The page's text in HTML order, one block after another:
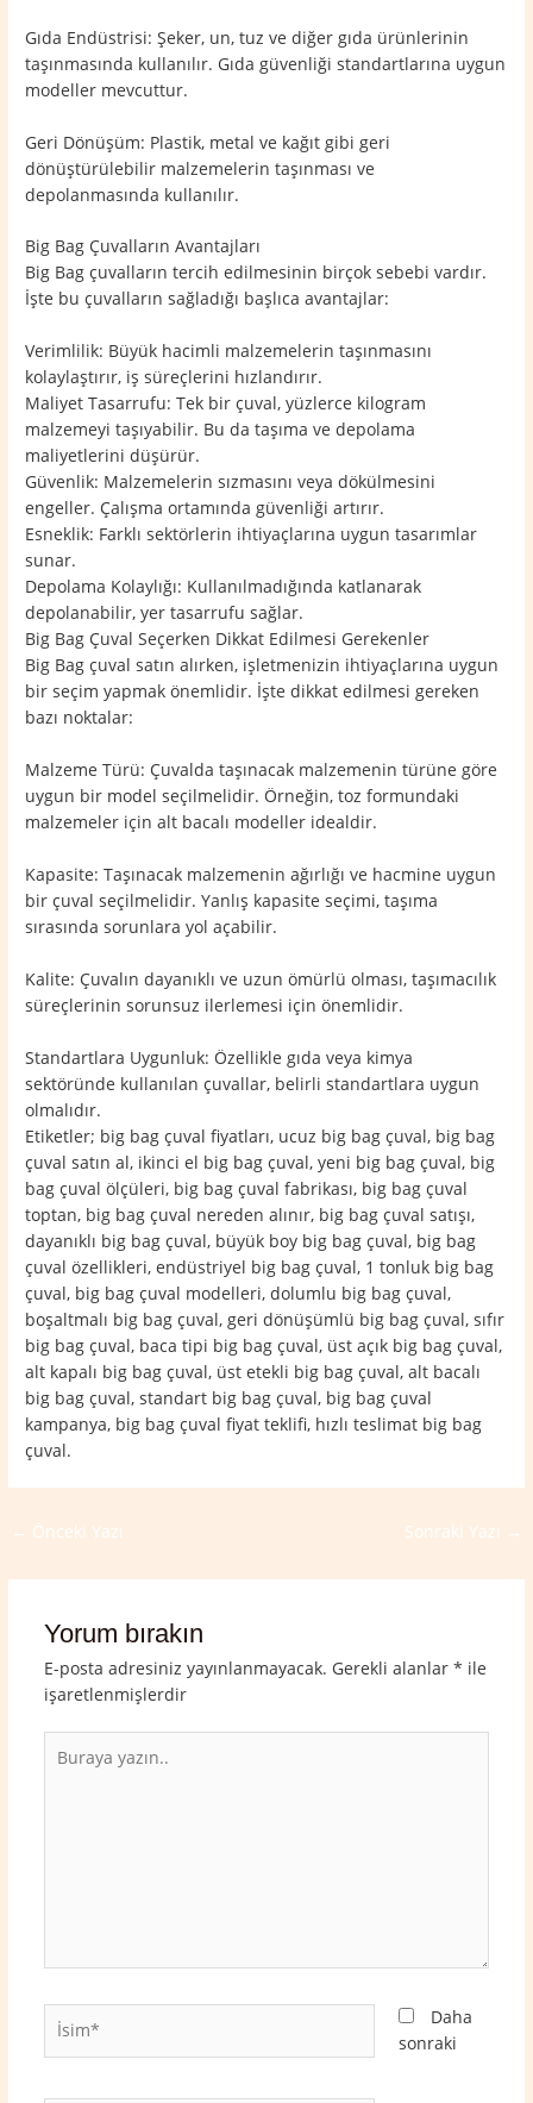
Gıda Endüstrisi: Şeker, un, tuz ve diğer gıda ürünlerinin
taşınmasında kullanılır. Gıda güvenliği standartlarına uygun
modeller mevcuttur.
Geri Dönüşüm: Plastik, metal ve kağıt gibi geri
dönüştürülebilir malzemelerin taşınması ve
depolanmasında kullanılır.
Big Bag Çuvalların Avantajları
Big Bag çuvalların tercih edilmesinin birçok sebebi vardır.
İşte bu çuvalların sağladığı başlıca avantajlar:
Verimlilik: Büyük hacimli malzemelerin taşınmasını
kolaylaştırır, iş süreçlerini hızlandırır.
Maliyet Tasarrufu: Tek bir çuval, yüzlerce kilogram
malzemeyi taşıyabilir. Bu da taşıma ve depolama
maliyetlerini düşürür.
Güvenlik: Malzemelerin sızmasını veya dökülmesini
engeller. Çalışma ortamında güvenliği artırır.
Esneklik: Farklı sektörlerin ihtiyaçlarına uygun tasarımlar
sunar.
Depolama Kolaylığı: Kullanılmadığında katlanarak
depolanabilir, yer tasarrufu sağlar.
Big Bag Çuval Seçerken Dikkat Edilmesi Gerekenler
Big Bag çuval satın alırken, işletmenizin ihtiyaçlarına uygun
bir seçim yapmak önemlidir. İşte dikkat edilmesi gereken
bazı noktalar:
Malzeme Türü: Çuvalda taşınacak malzemenin türüne göre
uygun bir model seçilmelidir. Örneğin, toz formundaki
malzemeler için alt bacalı modeller idealdir.
Kapasite: Taşınacak malzemenin ağırlığı ve hacmine uygun
bir çuval seçilmelidir. Yanlış kapasite seçimi, taşıma
sırasında sorunlara yol açabilir.
Kalite: Çuvalın dayanıklı ve uzun ömürlü olması, taşımacılık
süreçlerinin sorunsuz ilerlemesi için önemlidir.
Standartlara Uygunluk: Özellikle gıda veya kimya
sektöründe kullanılan çuvallar, belirli standartlara uygun
olmalıdır.
Etiketler; big bag çuval fiyatları, ucuz big bag çuval, big bag
çuval satın al, ikinci el big bag çuval, yeni big bag çuval, big
bag çuval ölçüleri, big bag çuval fabrikası, big bag çuval
toptan, big bag çuval nereden alınır, big bag çuval satışı,
dayanıklı big bag çuval, büyük boy big bag çuval, big bag
çuval özellikleri, endüstriyel big bag çuval, 1 tonluk big bag
çuval, big bag çuval modelleri, dolumlu big bag çuval,
boşaltmalı big bag çuval, geri dönüşümlü big bag çuval, sıfır
big bag çuval, baca tipi big bag çuval, üst açık big bag çuval,
alt kapalı big bag çuval, üst etekli big bag çuval, alt bacalı
big bag çuval, standart big bag çuval, big bag çuval
kampanya, big bag çuval fiyat teklifi, hızlı teslimat big bag
çuval.
← Önceki Yazı Sonraki Yazı →
Yorum bırakın
E-posta adresiniz yayınlanmayacak. Gerekli alanlar * ile
işaretlenmişlerdir
yazın..
İsim*
Daha
sonraki